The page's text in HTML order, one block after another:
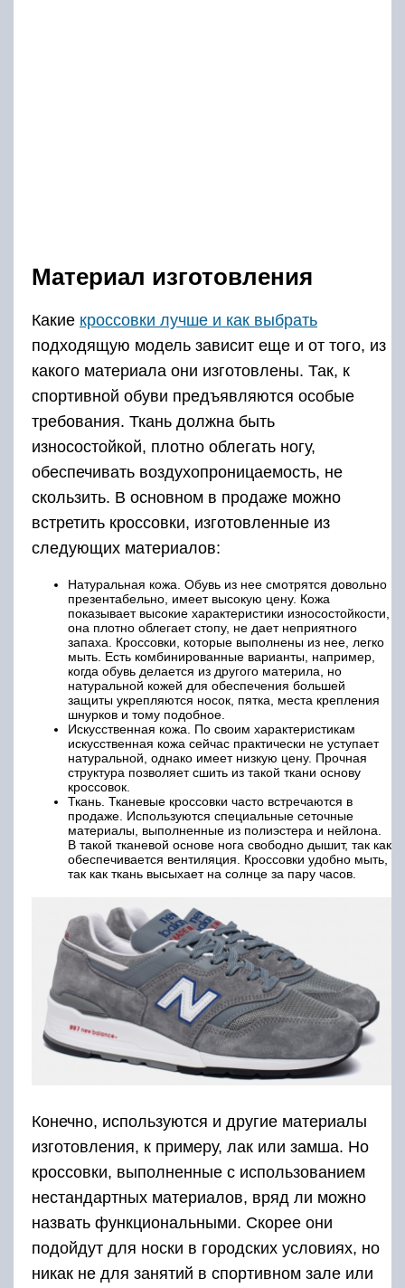
Материал изготовления
Какие кроссовки лучше и как выбрать
подходящую модель зависит еще и от того, из
какого материала они изготовлены. Так, к
спортивной обуви предъявляются особые
требования. Ткань должна быть
износостойкой, плотно облегать ногу,
обеспечивать воздухопроницаемость, не
скользить. В основном в продаже можно
встретить кроссовки, изготовленные из
следующих материалов:
Натуральная кожа. Обувь из нее смотрятся довольно
презентабельно, имеет высокую цену. Кожа
показывает высокие характеристики износостойкости,
она плотно облегает стопу, не дает неприятного
запаха. Кроссовки, которые выполнены из нее, легко
мыть. Есть комбинированные варианты, например,
когда обувь делается из другого материла, но
натуральной кожей для обеспечения большей
защиты укрепляются носок, пятка, места крепления
шнурков и тому подобное.
Искусственная кожа. По своим характеристикам
искусственная кожа сейчас практически не уступает
натуральной, однако имеет низкую цену. Прочная
структура позволяет сшить из такой ткани основу
кроссовок.
Ткань. Тканевые кроссовки часто встречаются в
продаже. Используются специальные сеточные
материалы, выполненные из полиэстера и нейлона.
В такой тканевой основе нога свободно дышит, так как
обеспечивается вентиляция. Кроссовки удобно мыть,
так как ткань высыхает на солнце за пару часов.
Конечно, используются и другие материалы
изготовления, к примеру, лак или замша. Но
кроссовки, выполненные с использованием
нестандартных материалов, вряд ли можно
назвать функциональными. Скорее они
подойдут для носки в городских условиях, но
никак не для занятий в спортивном зале или